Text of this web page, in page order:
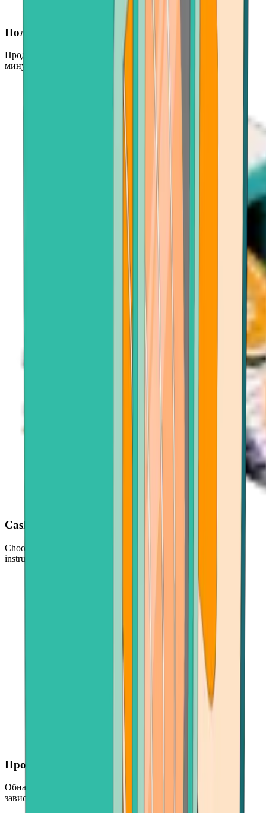
Получите оплату BTC быстро
Продайте свой Bitcoin и получите средства за считанные
минуты — быстро и без проблем
Cash out with ease
Choose your Bitcoin, enter an amount, and follow simple
instructions on your screen
Продам любую сумму
Обналичивайте большие или маленькие суммы — в
зависимости от ваших потребностей